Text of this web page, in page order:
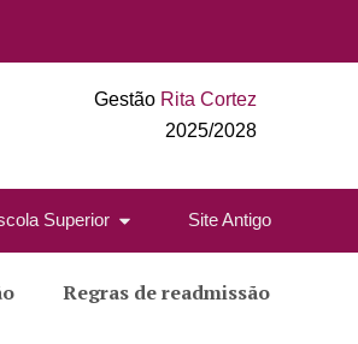
Gestão Rita Cortez
2025/2028
Superior Site Antigo
Regras de readmissão